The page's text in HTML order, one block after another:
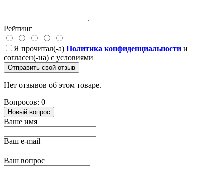
Рейтинг
Я прочитал(-а) Политика конфиденциальности и
согласен(-на) с условиями
Отправить свой отзыв
Нет отзывов об этом товаре.
Вопросов: 0
Новый вопрос
Ваше имя
Ваш e-mail
Ваш вопрос